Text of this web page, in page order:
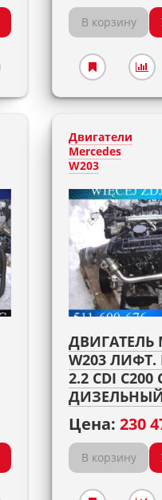
В корзину
Двигатели
Mercedes
W203
ДВИГАТЕЛЬ
W203 ЛИФТ.
2.2 CDI C200
Цена: 230
В корзину